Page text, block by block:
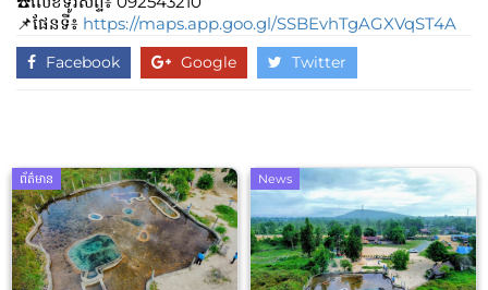
📌ផែនទី៖ https://maps.app.goo.gl/SSBEvhTgAGXVqST4A
Facebook Google Twitter
ព័ត៌មាន News